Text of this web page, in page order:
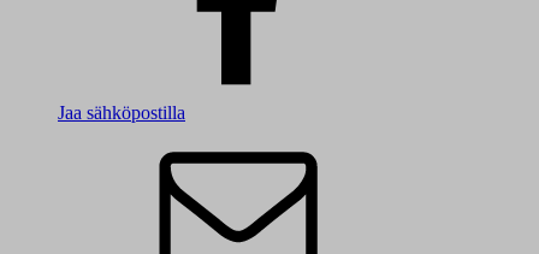
Jaa sähköpostilla